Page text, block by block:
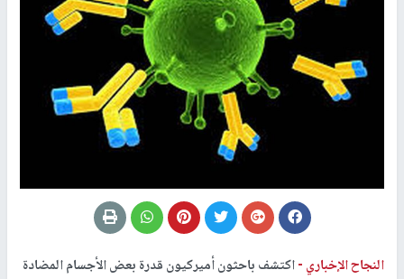
النجاح الإخباري -اكتشف باحثون أميركيون قدرة بعض الأجسام المضادة